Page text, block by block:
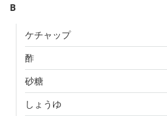
B
ケチャップ
酢
砂糖
しょうゆ